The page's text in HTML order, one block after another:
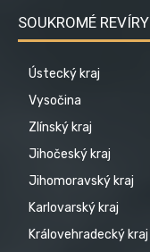
SOUKROMÉ REVÍRY
Ústecký kraj
Vysočina
Zlínský kraj
Jihočeský kraj
Jihomoravský kraj
Karlovarský kraj
Královehradecký kraj